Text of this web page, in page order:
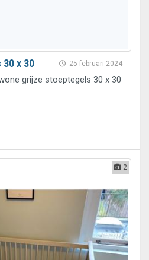
25 februari 2024
x 30
grijze stoeptegels 30 x 30
2